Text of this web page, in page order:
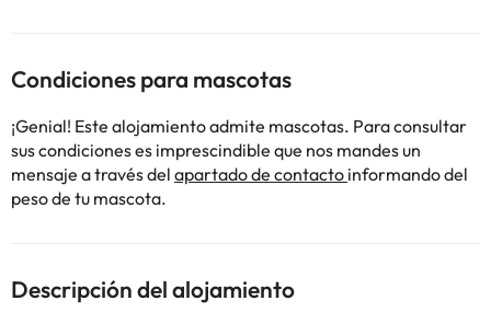
Condiciones para mascotas
¡Genial! Este alojamiento admite mascotas. Para consultar
sus condiciones es imprescindible que nos mandes un
mensaje a través del apartado de contacto informando del
peso de tu mascota.
Descripción del alojamiento